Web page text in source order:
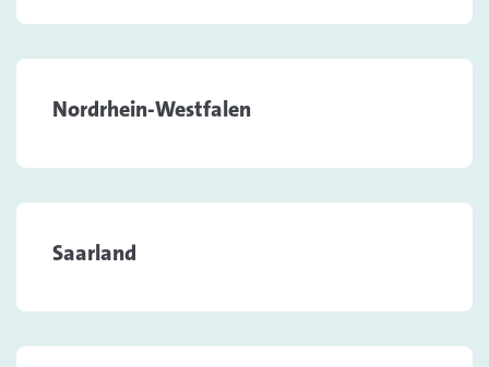
Nordrhein-Westfalen
Saarland